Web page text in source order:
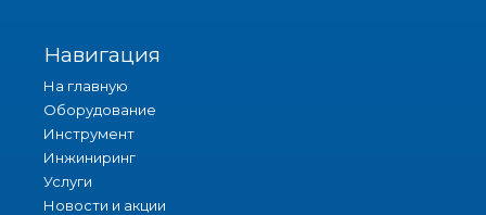
Навигация
На главную
Оборудование
Инструмент
Инжиниринг
Услуги
Новости и акции